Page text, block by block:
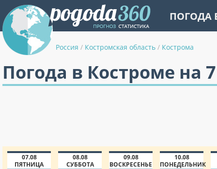
ПОГОДА
Россия / Костромская область / Кострома
Погода в Костроме на
07.08
ПЯТНИЦА
08.08
СУББОТА
09.08
ВОСКРЕСЕНЬЕ
10.08
ПОНЕДЕЛЬНИК